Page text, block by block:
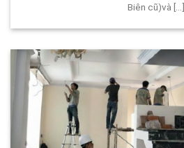
Biên cũ)và [...]